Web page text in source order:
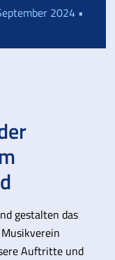
2024 •
gestalten das
Auftritte und